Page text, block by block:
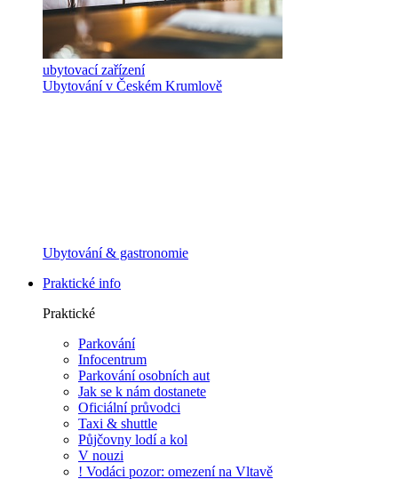
ubytovací zařízení
Ubytování v Českém Krumlově
Ubytování & gastronomie
Praktické info
Praktické
Parkování
Infocentrum
Parkování osobních aut
Jak se k nám dostanete
Oficiální průvodci
Taxi & shuttle
Půjčovny lodí a kol
V nouzi
! Vodáci pozor: omezení na Vltavě